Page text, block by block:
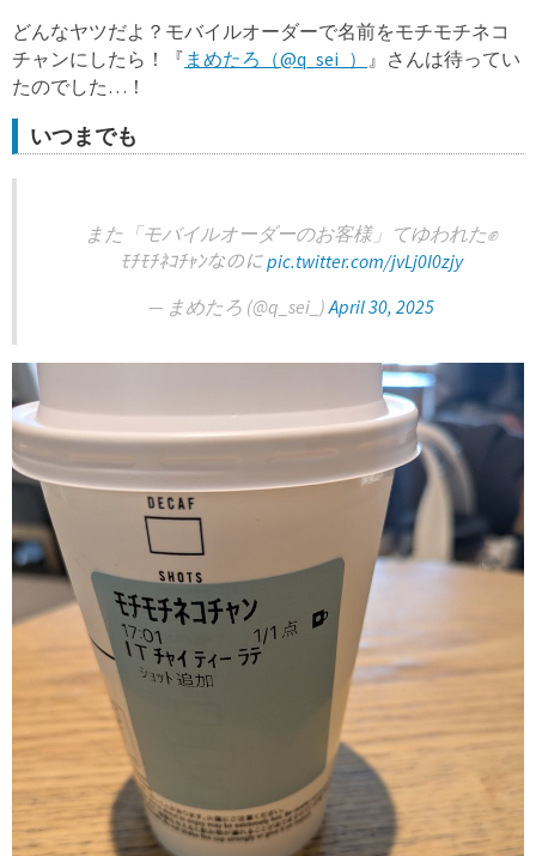
どんなヤツだよ？モバイルオーダーで名前をモチモチネコ
チャンにしたら！『 まめたろ（@q_sei_） 』さんは待ってい
たのでした…！
いつまでも
また「モバイルオーダーのお客様」てゆわれた✊
ﾓﾁﾓﾁﾈｺﾁｬﾝなのにpic.twitter.com/jvLj0I0zjy
— まめたろ (@q_sei_)April 30, 2025